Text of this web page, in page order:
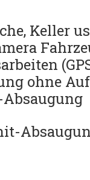
Keller
ohne